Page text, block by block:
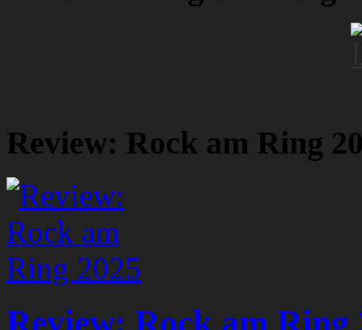
Review: Rock am Ring
Review: Rock am Ring